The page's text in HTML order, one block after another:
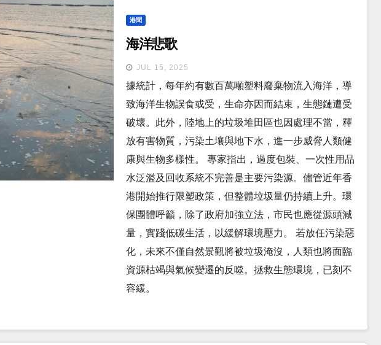
港聞
海洋悲歌
JUL 15, 2025
據統計，每年約有數百萬噸塑料廢棄物流入海洋，導
致海洋生物誤食或受，生命亦因而結束，生態鏈遭受
破壞。此外，陸地上的垃圾堆田區也因處理不當，釋
放有害物質，污染土壤與地下水，進一步威脅人類健
康與生物多樣性。 專家指出，過度包裝、一次性用品
水泛濫及回收系統不完善是主要污染源。儘管近年香
港開始推行限塑政策，但整體垃圾量仍持續上升。環
保團體呼籲，除了政府加強立法，市民也應從源頭減
量，實踐低碳生活，以緩解環境壓力。 若放任污染惡
化，未來不僅自然景觀將被垃圾淹沒，人類也將面臨
資源枯竭與氣候變遷的反噬。拯救生態環境，已刻不
容緩。